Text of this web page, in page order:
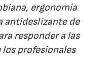
ergonomía
antideslizante de
responder a las
los profesionales